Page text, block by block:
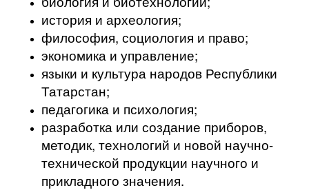
история и археология;
философия, социология и право;
экономика и управление;
языки и культура народов Республики
Татарстан;
педагогика и психология;
разработка или создание приборов,
методик, технологий и новой научно-
технической продукции научного и
прикладного значения.